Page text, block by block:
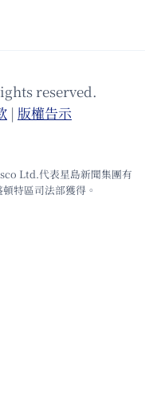
reserved.
| 版權告⽰
Ltd.代表星島新聞集團有
特區司法部獲得。